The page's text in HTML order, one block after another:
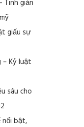
Tinh giản
giấu sự
– Kỷ luật
sâu cho
nổi bật,